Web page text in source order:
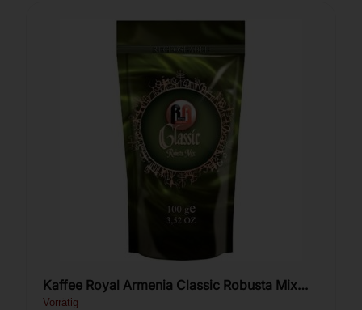
Kaffee Royal Armenia Classic Robusta Mix
100g.
Vorrätig